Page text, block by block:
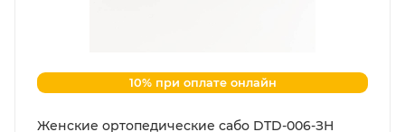
10% при оплате онлайн
Женские ортопедические сабо DTD-006-ЗН